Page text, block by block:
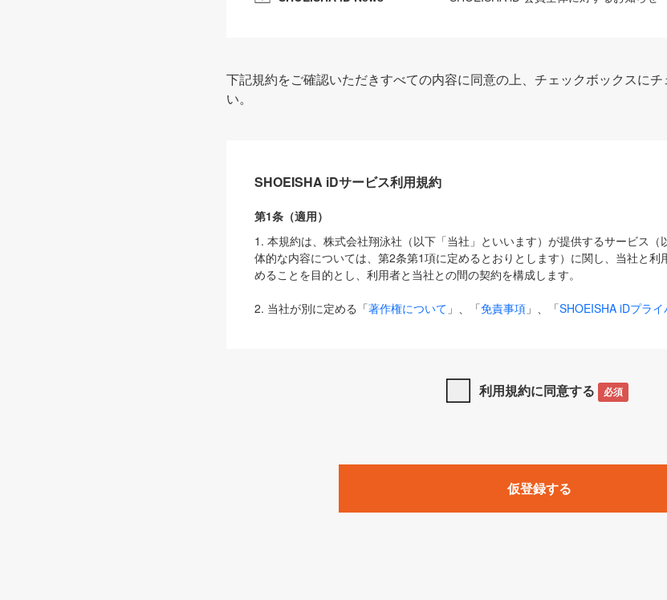
下記規約をご確認いただきすべての内容に同意の上、チェックボックスに
い。
SHOEISHA iDサービス利用規約
第1条（適用）
1. 本規約は、株式会社翔泳社（以下「当社」といいます）が提供するサービス
体的な内容については、第2条第1項に定めるとおりとします）に関し、当社と利
めることを目的とし、利用者と当社との間の契約を構成します。
2. 当社が別に定める「著作権について 」、「免責事項 」、「SHOEISHA iDプラ
は、本規約の規定が優先して適用されるものとします。
1. 「本サービス」とは、当社が提供する以下のサービス（名称や内容が変更され
みます）及びこれらサービスに関連して当社が実施するイベントやキャンペーン
「SEBook」「SEShop」「CodeZine」「MarkeZine」「EnterpriseZine」「
利用規約に同意する 必須
仮登録する